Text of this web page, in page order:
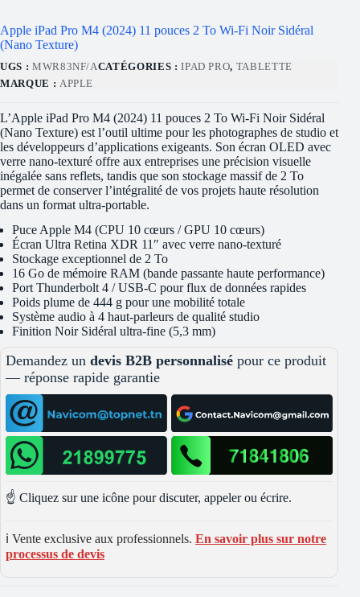
Apple iPad Pro M4 (2024) 11 pouces 2 To Wi-Fi Noir Sidéral
(Nano Texture)
UGS : MWR83NF/ACATÉGORIES :IPAD PRO, TABLETTE
MARQUE : APPLE
L’Apple iPad Pro M4 (2024) 11 pouces 2 To Wi-Fi Noir Sidéral
(Nano Texture) est l’outil ultime pour les photographes de studio et
les développeurs d’applications exigeants. Son écran OLED avec
verre nano-texturé offre aux entreprises une précision visuelle
inégalée sans reflets, tandis que son stockage massif de 2 To
permet de conserver l’intégralité de vos projets haute résolution
dans un format ultra-portable.
Puce Apple M4 (CPU 10 cœurs / GPU 10 cœurs)
Écran Ultra Retina XDR 11″ avec verre nano-texturé
Stockage exceptionnel de 2 To
16 Go de mémoire RAM (bande passante haute performance)
Port Thunderbolt 4 / USB-C pour flux de données rapides
Poids plume de 444 g pour une mobilité totale
Système audio à 4 haut-parleurs de qualité studio
Finition Noir Sidéral ultra-fine (5,3 mm)
Demandez un devis B2B personnalisé pour ce produit
— réponse rapide garantie
☝️ Cliquez sur une icône pour discuter, appeler ou écrire.
ℹ️ Vente exclusive aux professionnels. En savoir plus sur notre
processus de devis